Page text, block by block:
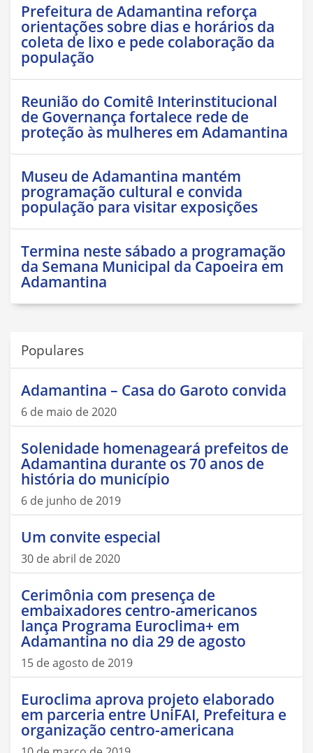
Prefeitura de Adamantina reforça
orientações sobre dias e horários da
coleta de lixo e pede colaboração da
população
Reunião do Comitê Interinstitucional
de Governança fortalece rede de
proteção às mulheres em Adamantina
Museu de Adamantina mantém
programação cultural e convida
população para visitar exposições
Termina neste sábado a programação
da Semana Municipal da Capoeira em
Adamantina
Populares
Adamantina – Casa do Garoto convida
6 de maio de 2020
Solenidade homenageará prefeitos de
Adamantina durante os 70 anos de
história do município
6 de junho de 2019
Um convite especial
30 de abril de 2020
Cerimônia com presença de
embaixadores centro-americanos
lança Programa Euroclima+ em
Adamantina no dia 29 de agosto
15 de agosto de 2019
Euroclima aprova projeto elaborado
em parceria entre UniFAI, Prefeitura e
organização centro-americana